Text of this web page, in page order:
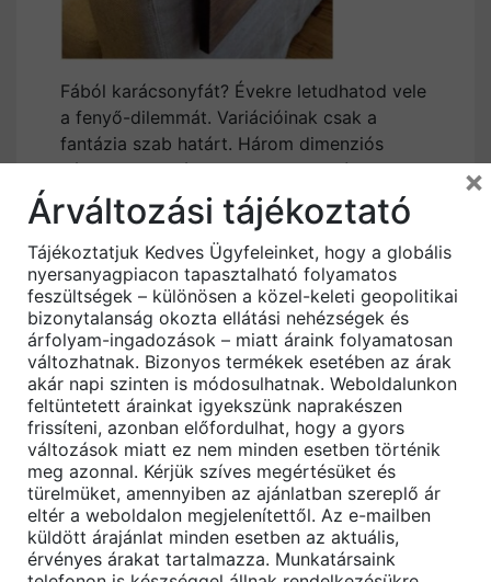
Fából karácsonyfát? Évekre letudhatod vele
a fenyő-dilemmát. Variációinak csak a
fantázia szab határt. Három dimenziós
változatban még különlegesebb dísze lehet
a szobának.
Árváltozási tájékoztató
Tájékoztatjuk Kedves Ügyfeleinket, hogy a globális
nyersanyagpiacon tapasztalható folyamatos
feszültségek – különösen a közel-keleti geopolitikai
bizonytalanság okozta ellátási nehézségek és
árfolyam-ingadozások – miatt áraink folyamatosan
változhatnak. Bizonyos termékek esetében az árak
akár napi szinten is módosulhatnak. Weboldalunkon
feltüntetett árainkat igyekszünk naprakészen
frissíteni, azonban előfordulhat, hogy a gyors
változások miatt ez nem minden esetben történik
meg azonnal. Kérjük szíves megértésüket és
türelmüket, amennyiben az ajánlatban szereplő ár
eltér a weboldalon megjelenítettől. Az e-mailben
küldött árajánlat minden esetben az aktuális,
érvényes árakat tartalmazza. Munkatársaink
×